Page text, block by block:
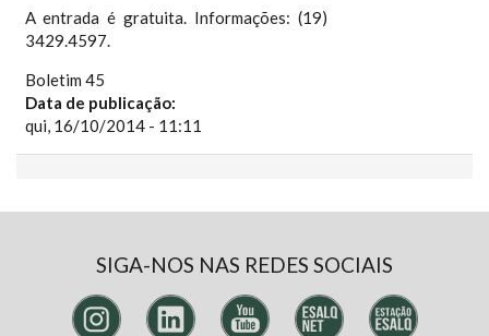
A entrada é gratuita. Informações: (19)
3429.4597.
Boletim 45
Data de publicação:
qui, 16/10/2014 - 11:11
SIGA-NOS NAS REDES SOCIAIS